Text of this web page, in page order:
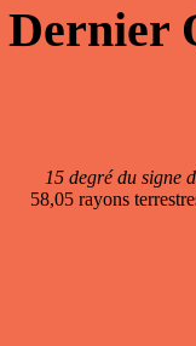
Dernier
15 degré du signe
58,05 rayons